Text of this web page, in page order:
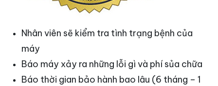
Nhân viên sẽ kiểm tra tình trạng bệnh của
máy
Báo máy xảy ra những lỗi gì và phí sủa chữa
Báo thời gian bảo hành bao lâu (6 tháng – 1